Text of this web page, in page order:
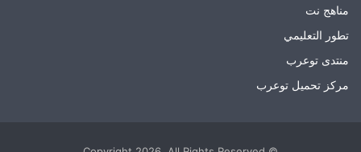
مناهج نت
تطور التعليمي
منتدى توعرب
مركز تحميل توعرب